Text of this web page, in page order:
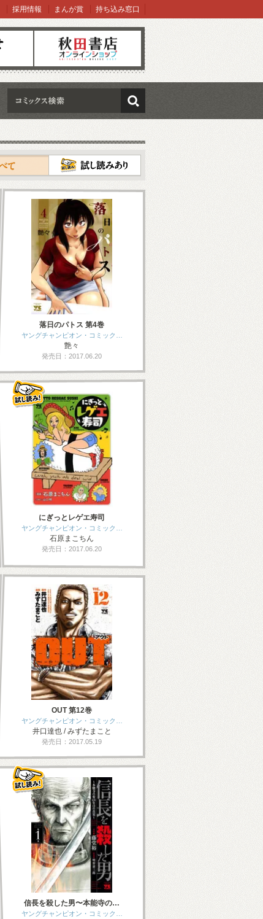
オンラインショップ
採用情報 まんが賞 持ち込み窓口
検索
落日のパトス 第4巻
ヤングチャンピオン・コミック…
艶々
発売日：2017.06.20
にぎっとレゲエ寿司
ヤングチャンピオン・コミック…
石原まこちん
発売日：2017.06.20
OUT 第12巻
ヤングチャンピオン・コミック…
井口達也 / みずたまこと
発売日：2017.05.19
信長を殺した男〜本能寺の…
ヤングチャンピオン・コミック…